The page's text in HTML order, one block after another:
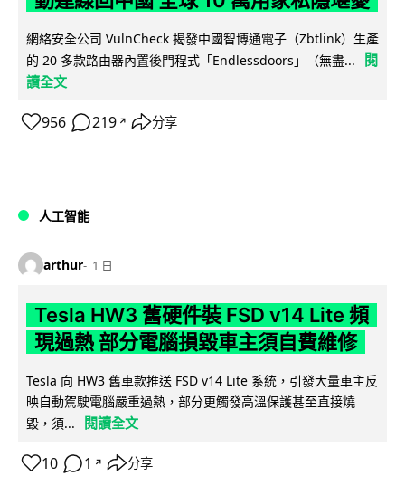
網絡安全公司 VulnCheck 揭發中國智博通電子（Zbtlink）生產
的 20 多款路由器內置後門程式「Endlessdoors」（無盡...
閱
讀全文
956 219 ↗ 分享
人工智能
arthur 1 日
Tesla HW3 舊硬件裝 FSD v14 Lite 頻
現過熱 部分電腦損毀車主須自費維修
Tesla 向 HW3 舊車款推送 FSD v14 Lite 系統，引發大量車主反
映自動駕駛電腦嚴重過熱，部分更觸發高溫保護甚至直接燒
毀，須...
閱讀全文
10 1 ↗ 分享